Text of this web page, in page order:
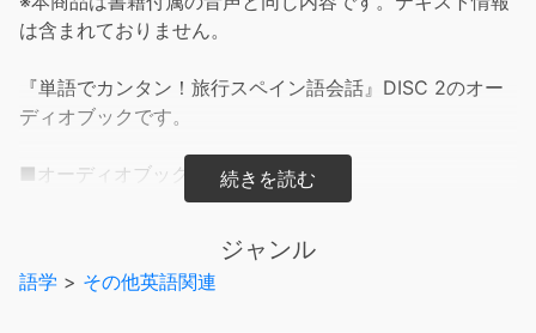
は含まれておりません。
『単語でカンタン！旅行スペイン語会話』DISC 2のオー
ディオブックです。
■オーディオブックの内容■
［場面別会話 編］観光～トラブルまでの本編の例文・単
巻末単語集をすべて収録 「日本語→スペイン語→スペイ
ン語」の順で流れます
ジャンル
語学 > その他英語関連